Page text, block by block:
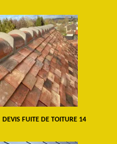
DEVIS FUITE DE TOITURE 14